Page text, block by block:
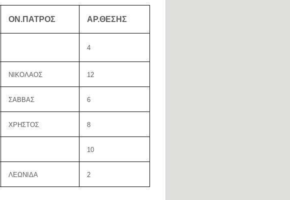
ΟΝ.ΠΑΤΡΟΣ ΑΡ.ΘΕΣΗΣ
4
ΝΙΚΟΛΑΟΣ 12
ΣΑΒΒΑΣ 6
ΧΡΗΣΤΟΣ 8
10
ΛΕΩΝΙΔΑ 2